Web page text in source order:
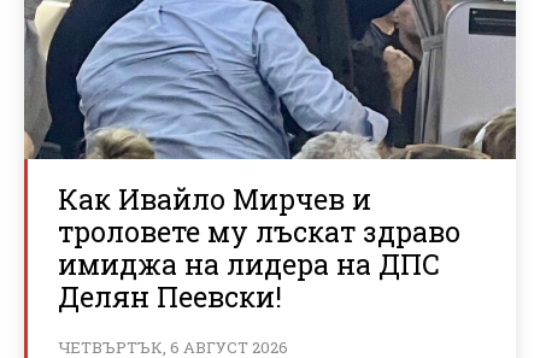
Как Ивайло Мирчев и
троловете му лъскат здраво
имиджа на лидера на ДПС
Делян Пеевски!
ЧЕТВЪРТЪК, 6 АВГУСТ 2026